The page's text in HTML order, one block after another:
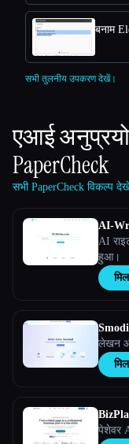
बनाम
सभी तुलनीय उपकरण देखें।
एआई
PaperCheck
सभी PaperCheck विकल्प
AI-
AI
हुआ।
लेखन
पेशेवर